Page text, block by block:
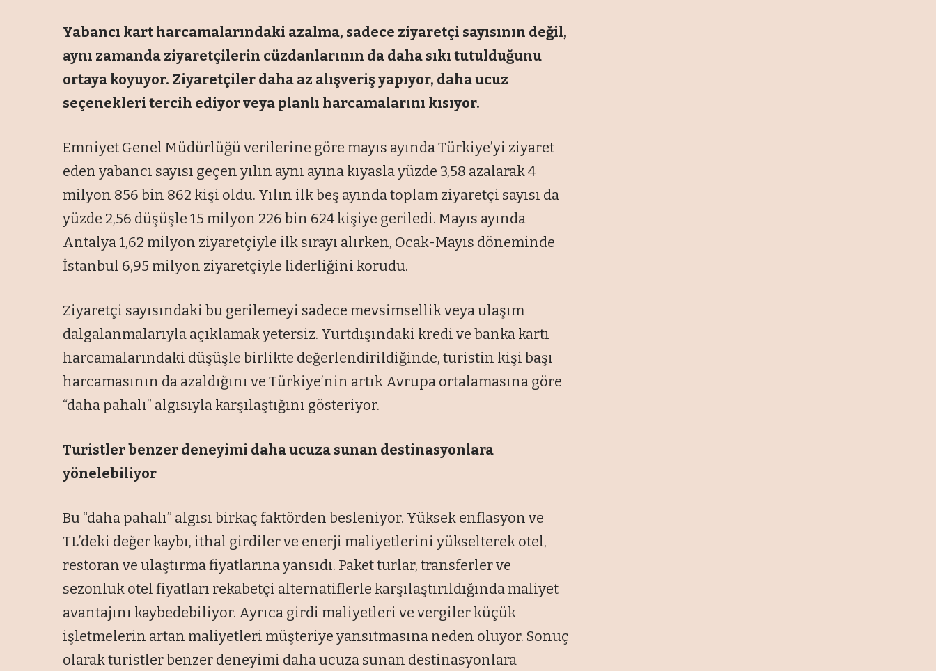
Yabancı kart harcamalarındaki azalma, sadece ziyaretçi sayısının değil,
aynı zamanda ziyaretçilerin cüzdanlarının da daha sıkı tutulduğunu
ortaya koyuyor. Ziyaretçiler daha az alışveriş yapıyor, daha ucuz
seçenekleri tercih ediyor veya planlı harcamalarını kısıyor.
Emniyet Genel Müdürlüğü verilerine göre mayıs ayında Türkiye’yi ziyaret
eden yabancı sayısı geçen yılın aynı ayına kıyasla yüzde 3,58 azalarak 4
milyon 856 bin 862 kişi oldu. Yılın ilk beş ayında toplam ziyaretçi sayısı da
yüzde 2,56 düşüşle 15 milyon 226 bin 624 kişiye geriledi. Mayıs ayında
Antalya 1,62 milyon ziyaretçiyle ilk sırayı alırken, Ocak-Mayıs döneminde
İstanbul 6,95 milyon ziyaretçiyle liderliğini korudu.
Ziyaretçi sayısındaki bu gerilemeyi sadece mevsimsellik veya ulaşım
dalgalanmalarıyla açıklamak yetersiz. Yurtdışındaki kredi ve banka kartı
harcamalarındaki düşüşle birlikte değerlendirildiğinde, turistin kişi başı
harcamasının da azaldığını ve Türkiye’nin artık Avrupa ortalamasına göre
“daha pahalı” algısıyla karşılaştığını gösteriyor.
Turistler benzer deneyimi daha ucuza sunan destinasyonlara
yönelebiliyor
Bu “daha pahalı” algısı birkaç faktörden besleniyor. Yüksek enflasyon ve
TL’deki değer kaybı, ithal girdiler ve enerji maliyetlerini yükselterek otel,
restoran ve ulaştırma fiyatlarına yansıdı. Paket turlar, transferler ve
sezonluk otel fiyatları rekabetçi alternatiflerle karşılaştırıldığında maliyet
avantajını kaybedebiliyor. Ayrıca girdi maliyetleri ve vergiler küçük
işletmelerin artan maliyetleri müşteriye yansıtmasına neden oluyor. Sonuç
olarak turistler benzer deneyimi daha ucuza sunan destinasyonlara